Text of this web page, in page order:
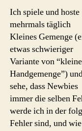
Ich spiele und hoste
mehrmals täglich
Kleines Gemenge
etwas schwieriger
Variante von
Handgemenge”)
sehe, dass Newbies
immer die selben
werde ich in der
Fehler sind, und